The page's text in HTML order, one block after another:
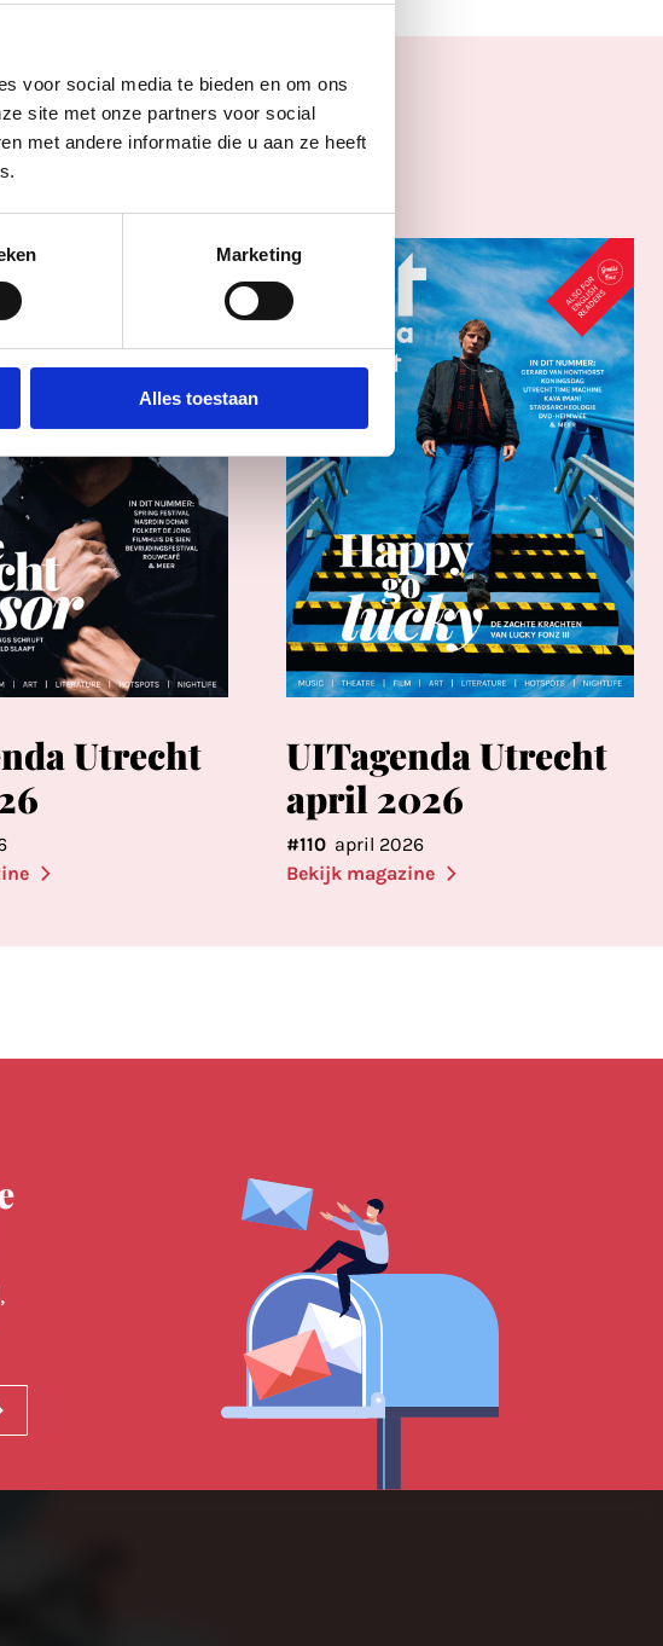
voor social media te bieden en om ons
site met onze partners voor social
met andere informatie die u aan ze heeft
Marketing
Alles toestaan
Utrecht
UITagenda Utrecht
april 2026
#110 april 2026
Bekijk magazine